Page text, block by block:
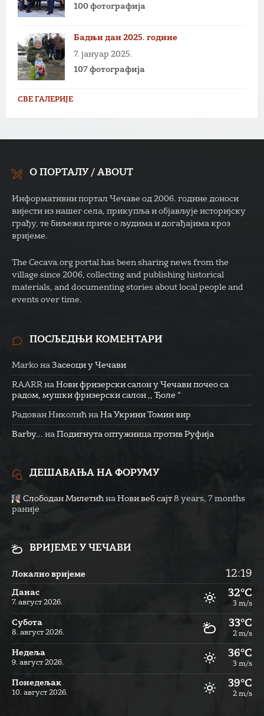
100 фотографија
Бадњи дан 2025. године
7. јануар 2025.
107 фотографија
СВЕ ГАЛЕРИЈЕ
О ПОРТАЛУ / ABOUT
Информативни портал Чечаве од 2006. године доноси
вијести из нашег села, прикупља и објављује историјску
грађу, те биљежи приче о људима и догађајима кроз
вријеме.
The Cecava.org portal has been sharing news from the
village since 2006, collecting and publishing historical
materials, and documenting stories about local people and
events over time.
ПОСЉЕДЊИ КОМЕНТАРИ
Marko на Засеоци у Чечави
RAARR на Нови фризерски салон у Чечави почео са
радом, мушки фризерски салон ,, Ђоле “
Радован Николић на На Укрини Томин вир
Barby... на Подигнута оптужница против Руфија
ДЕШАВАЊА НА ФОРУМУ
Слободан Милетић на Нови веб сајт 8 years, 7 months
раније
ВРИЈЕМЕ У ЧЕЧАВИ
Локално вријеме 12:19
Данас
7. август 2026.
32°C
3 m/s
Субота
8. август 2026.
33°C
2 m/s
Недеља
9. август 2026.
36°C
3 m/s
Понедељак
10. август 2026.
39°C
2 m/s